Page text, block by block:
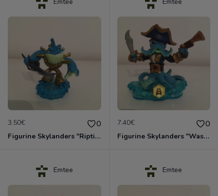
3.50€ 0
Figurine Skylanders "Riptide - Swap Force"
7.40€ 0
Figurine Skylanders "Wash Buckler - Swap Force"
Emtee Emtee